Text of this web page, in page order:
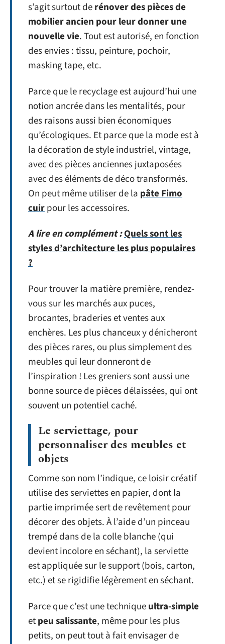
s’agit surtout derénover des pièces de
mobilier ancien pour leur donner une
nouvelle vie. Tout est autorisé, en fonction
des envies : tissu, peinture, pochoir,
masking tape, etc.
Parce que le recyclage est aujourd’hui une
notion ancrée dans les mentalités, pour
des raisons aussi bien économiques
qu’écologiques. Et parce que la mode est à
la décoration de style industriel, vintage,
avec des pièces anciennes juxtaposées
avec des éléments de déco transformés.
On peut même utiliser de la pâte Fimo
cuirpour les accessoires.
A lire en complément :Quels sont les
styles d’architecture les plus populaires
?
Pour trouver la matière première, rendez-
vous sur les marchés aux puces,
brocantes, braderies et ventes aux
enchères. Les plus chanceux y dénicheront
des pièces rares, ou plus simplement des
meubles qui leur donneront de
l’inspiration ! Les greniers sont aussi une
bonne source de pièces délaissées, qui ont
souvent un potentiel caché.
Le serviettage, pour
personnaliser des meubles et
objets
Comme son nom l’indique, ce loisir créatif
utilise des serviettes en papier, dont la
partie imprimée sert de revêtement pour
décorer des objets. À l’aide d’un pinceau
trempé dans de la colle blanche (qui
devient incolore en séchant), la serviette
est appliquée sur le support (bois, carton,
etc.) et se rigidifie légèrement en séchant.
Parce que c’est une techniqueultra-simple
etpeu salissante, même pour les plus
petits, on peut tout à fait envisager de